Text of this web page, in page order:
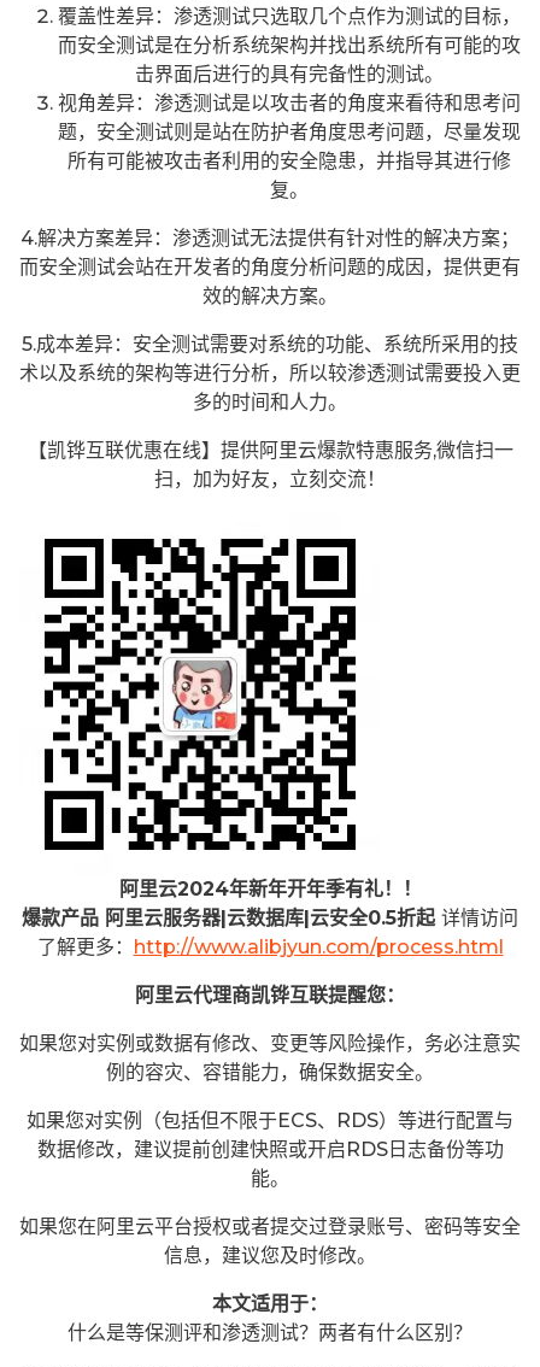
覆盖性差异：渗透测试只选取几个点作为测试的目标，
而安全测试是在分析系统架构并找出系统所有可能的攻
击界面后进行的具有完备性的测试。
视角差异：渗透测试是以攻击者的角度来看待和思考问
题，安全测试则是站在防护者角度思考问题，尽量发现
所有可能被攻击者利用的安全隐患，并指导其进行修
复。
4.解决方案差异：渗透测试无法提供有针对性的解决方案；
而安全测试会站在开发者的角度分析问题的成因，提供更有
效的解决方案。
5.成本差异：安全测试需要对系统的功能、系统所采用的技
术以及系统的架构等进行分析，所以较渗透测试需要投入更
多的时间和人力。
【凯铧互联优惠在线】提供阿里云爆款特惠服务,微信扫一
扫，加为好友，立刻交流！
阿里云2024年新年开年季有礼！！
爆款产品 阿里云服务器|云数据库|云安全0.5折起 详情访问
了解更多： http://www.alibjyun.com/process.html
阿里云代理商凯铧互联提醒您：
如果您对实例或数据有修改、变更等风险操作，务必注意实
例的容灾、容错能力，确保数据安全。
如果您对实例（包括但不限于ECS、RDS）等进行配置与
数据修改，建议提前创建快照或开启RDS日志备份等功
能。
如果您在阿里云平台授权或者提交过登录账号、密码等安全
信息，建议您及时修改。
本文适用于：
什么是等保测评和渗透测试？两者有什么区别？